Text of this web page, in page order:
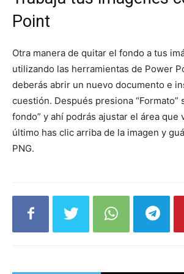
Point
Otra manera de quitar el fondo a tus
utilizando las herramientas de Power
deberás abrir un nuevo documento e
cuestión. Después presiona “Formato”
fondo” y ahí podrás ajustar el área que
último has clic arriba de la imagen y
PNG.